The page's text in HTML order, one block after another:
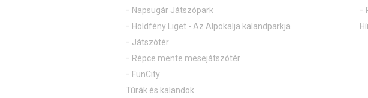
Napsugár Játszópark
Holdfény Liget - Az Alpokalja kalandparkja
Játszótér
Répce mente mesejátszótér
FunCity
Túrák és kalandok